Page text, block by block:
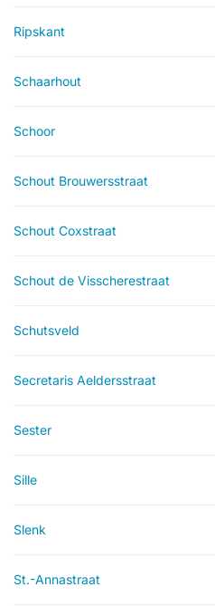
Ripskant
Schaarhout
Schoor
Schout Brouwersstraat
Schout Coxstraat
Schout de Visscherestraat
Schutsveld
Secretaris Aeldersstraat
Sester
Sille
Slenk
St.-Annastraat